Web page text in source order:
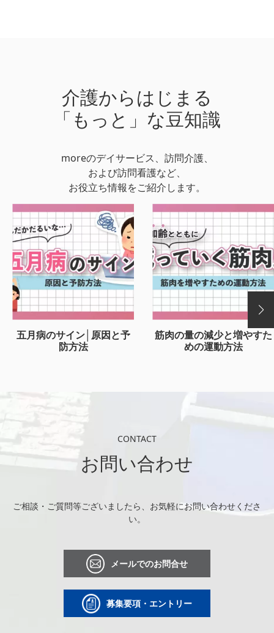
介護からはじまる
「もっと」な豆知識
moreのデイサービス、訪問介護、
および訪問看護など、
お役立ち情報をご紹介します。
五月病のサイン│原因と予
防方法
筋肉の量の減少と増やすた
めの運動方法
CONTACT
お問い合わせ
ご相談・ご質問等ございましたら、お気軽にお問い合わせくださ
い。
メールでのお問合せ
募集要項・エントリー